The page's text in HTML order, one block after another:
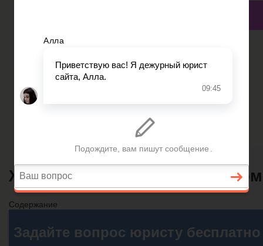
Банковское дело
Вопросы и ответы
Главная
Жалоба в администрацию
Содержание